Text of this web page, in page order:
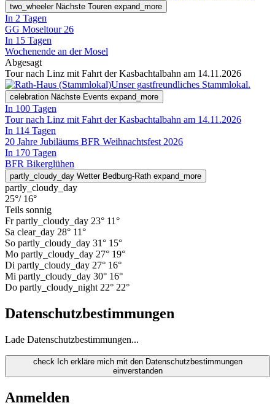
two_wheeler Nächste Touren expand_more
In 2 Tagen
GG Moseltour 26
In 15 Tagen
Wochenende an der Mosel
Abgesagt
Tour nach Linz mit Fahrt der Kasbachtalbahn am 14.11.2026
Unser gastfreundliches Stammlokal.
celebration Nächste Events expand_more
In 100 Tagen
Tour nach Linz mit Fahrt der Kasbachtalbahn am 14.11.2026
In 114 Tagen
20 Jahre Jubiläums BFR Weihnachtsfest 2026
In 170 Tagen
BFR Bikerglühen
partly_cloudy_day Wetter Bedburg-Rath expand_more
partly_cloudy_day
25°/ 16°
Teils sonnig
Fr partly_cloudy_day 23° 11°
Sa clear_day 28° 11°
So partly_cloudy_day 31° 15°
Mo partly_cloudy_day 27° 19°
Di partly_cloudy_day 27° 16°
Mi partly_cloudy_day 30° 16°
Do partly_cloudy_night 22° 22°
Datenschutzbestimmungen
Lade Datenschutzbestimmungen...
check Ich erkläre mich mit den Datenschutzbestimmungen
einverstanden
Anmelden